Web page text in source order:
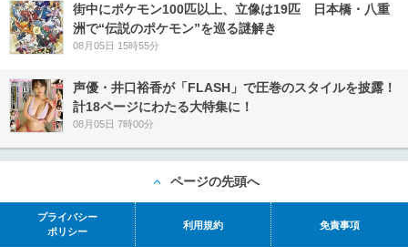
街中にポケモン100匹以上、立像は19匹 日本橋・八重
洲で“伝説のポケモン”を巡る謎解き
08月05日 15時55分
声優・井口裕香が「FLASH」で圧巻のスタイルを披露！
計18ページにわたる大特集に！
08月05日 7時00分
ページの先頭へ
プライバシー
ポリシー
利用規約 免責事項